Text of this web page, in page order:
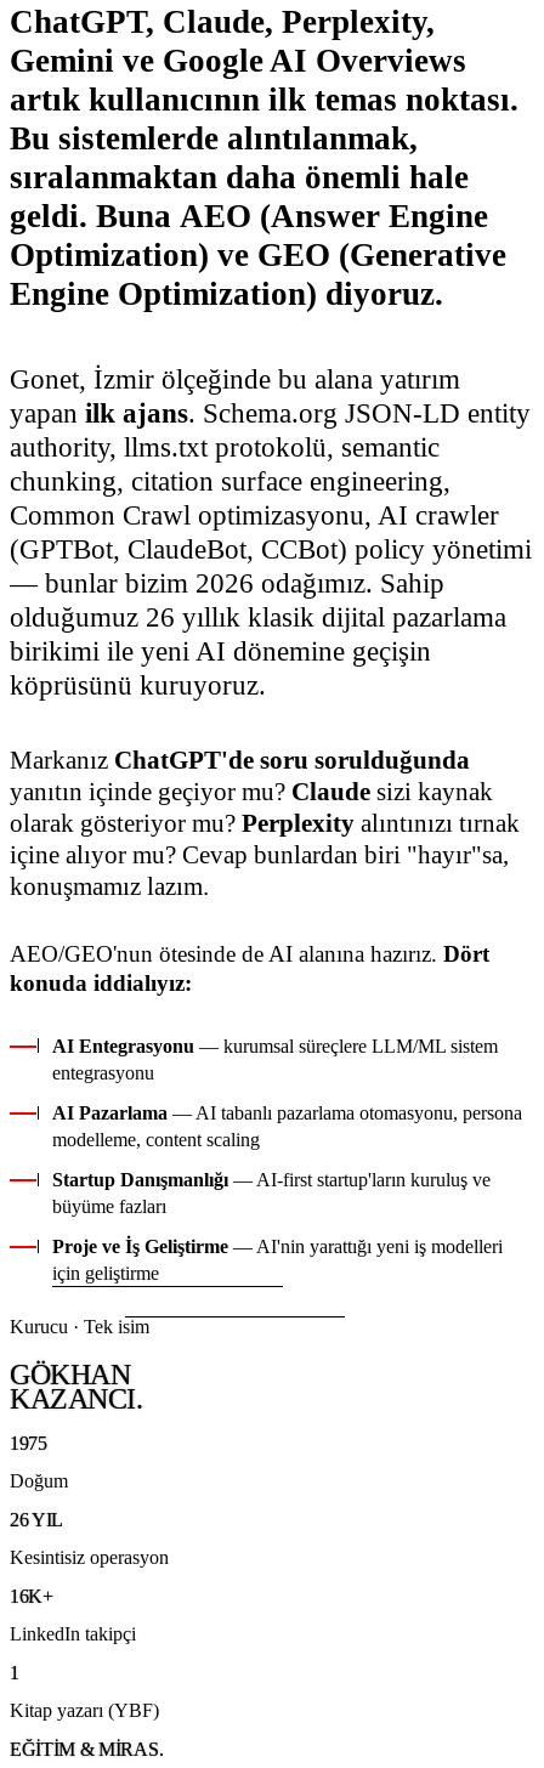
ChatGPT, Claude, Perplexity,
Gemini ve Google AI Overviews
artık kullanıcının ilk temas noktası.
Bu sistemlerde alıntılanmak,
sıralanmaktan daha önemli hale
geldi. Buna AEO (Answer Engine
Optimization) ve GEO (Generative
Engine Optimization) diyoruz.
Gonet, İzmir ölçeğinde bu alana yatırım
yapan ilk ajans. Schema.org JSON-LD entity
authority, llms.txt protokolü, semantic
chunking, citation surface engineering,
Common Crawl optimizasyonu, AI crawler
(GPTBot, ClaudeBot, CCBot) policy yönetimi
— bunlar bizim 2026 odağımız. Sahip
olduğumuz 26 yıllık klasik dijital pazarlama
birikimi ile yeni AI dönemine geçişin
köprüsünü kuruyoruz.
Markanız ChatGPT'de soru sorulduğunda
yanıtın içinde geçiyor mu? Claude sizi kaynak
olarak gösteriyor mu? Perplexity alıntınızı tırnak
içine alıyor mu? Cevap bunlardan biri "hayır"sa,
konuşmamız lazım.
AEO/GEO'nun ötesinde de AI alanına hazırız. Dört
konuda iddialıyız:
AI Entegrasyonu — kurumsal süreçlere LLM/ML sistem
entegrasyonu
AI Pazarlama — AI tabanlı pazarlama otomasyonu, persona
modelleme, content scaling
Startup Danışmanlığı — AI-first startup'ların kuruluş ve
büyüme fazları
Proje ve İş Geliştirme — AI'nin yarattığı yeni iş modelleri
için geliştirme
Kurucu · Tek isim
GÖKHAN
KAZANCI.
1975
Doğum
26 YIL
Kesintisiz operasyon
16K+
LinkedIn takipçi
1
Kitap yazarı (YBF)
EĞITIM & MIRAS.